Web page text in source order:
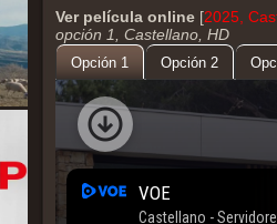
Ver película online [2025,
opción 1, Castellano, HD
Opción 1 Opción 2